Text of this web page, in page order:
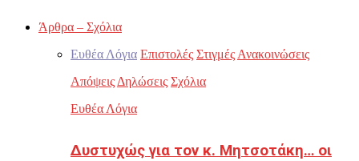
Άρθρα – Σχόλια
Ευθέα Λόγια Επιστολές Στιγμές Ανακοινώσεις
Απόψεις Δηλώσεις Σχόλια
Ευθέα Λόγια
Δυστυχώς για τον κ. Μητσοτάκη… οι